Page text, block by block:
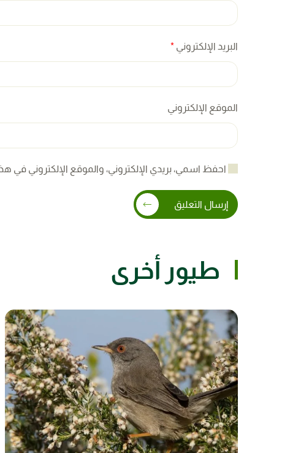
البريد الإلكتروني *
الموقع الإلكتروني
احفظ اسمي، بريدي الإلكتروني، والموقع الإلكتروني في
إرسال التعليق
طيور أخرى